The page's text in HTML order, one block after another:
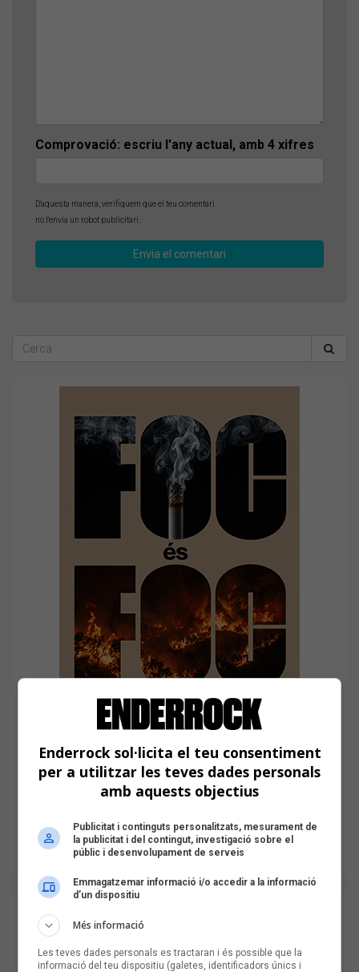
Comprovació: escriu l'any actual, amb 4 xifres
D'aquesta manera, verifiquem que el teu comentari
no l'envia un robot publicitari.
Enderrock sol·licita el teu consentiment
per a utilitzar les teves dades personals
amb aquests objectius
Publicitat i continguts personalitzats, mesurament de
la publicitat i del contingut, investigació sobre el
públic i desenvolupament de serveis
Emmagatzemar informació i/o accedir a la informació
d’un dispositiu
Més informació
Les teves dades personals es tractaran i és possible que la
informació del teu dispositiu (galetes, identificadors únics i